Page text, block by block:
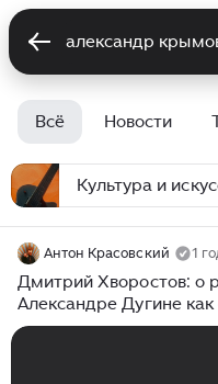
Всё Новости
Культура и
Антон Красовский 1
Дмитрий Хворостов: о
Александре Дугине
настоящий художник